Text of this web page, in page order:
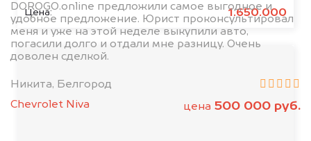
Цена: 1.650.000
DOROGO.online предложили самое выгодное и
удобное предложение. Юрист проконсультировал
меня и уже на этой неделе выкупили авто,
погасили долго и отдали мне разницу. Очень
доволен сделкой.
Никита, Белгород
Chevrolet Niva
цена 500 000 руб.